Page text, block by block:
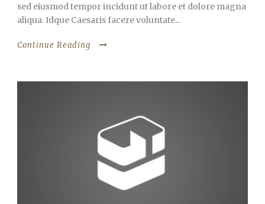
sed eiusmod tempor incidunt ut labore et dolore magna
aliqua. Idque Caesaris facere voluntate...
Continue Reading